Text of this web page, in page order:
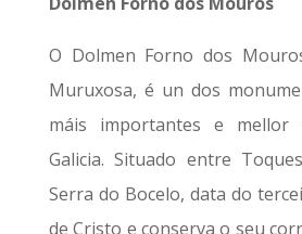
O Dolmen Forno dos
Muruxosa, é un dos
máis importantes e mellor
Galicia. Situado entre
Serra do Bocelo, data do
de Cristo e conserva o seu